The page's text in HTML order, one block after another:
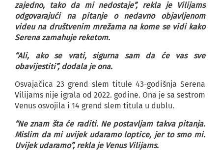
zajedno, tako da mi nedostaje”, rekla je Vilijams
odgovarajući na pitanje o nedavno objavljenom
videu na društvenim mrežama na kome se vidi kako
Serena zamahuje reketom.
“Ali, ako se vrati, sigurna sam da će vas sve
obavijestiti”, dodala je ona.
Osvajačica 23 grend slem titule 43-godišnja Serena
Vilijams nije igrala od 2022. godine. Ona je sa sestrom
Venus osvojila i 14 grend slem titula u dublu.
“Ne znam šta će raditi. Ne postavljam takva pitanja.
Mislim da mi uvijek udaramo loptice, jer to smo mi.
Uvijek udaramo”, rekla je Venus Vilijams.